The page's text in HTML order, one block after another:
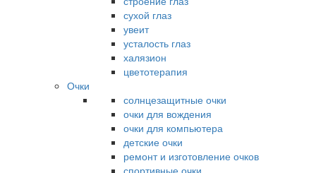
сухой глаз
увеит
усталость глаз
халязион
цветотерапия
Очки
солнцезащитные очки
очки для вождения
очки для компьютера
детские очки
ремонт и изготовление очков